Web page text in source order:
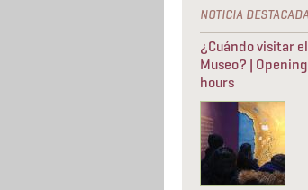
¿Cuándo visitar el
Museo? | Opening
hours